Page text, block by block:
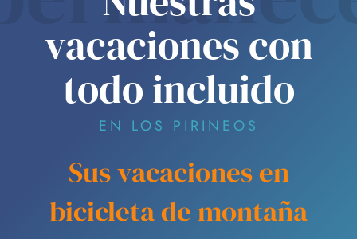
vacaciones con
todo incluido
EN LOS PIRINEOS
Sus vacaciones en
bicicleta de montaña